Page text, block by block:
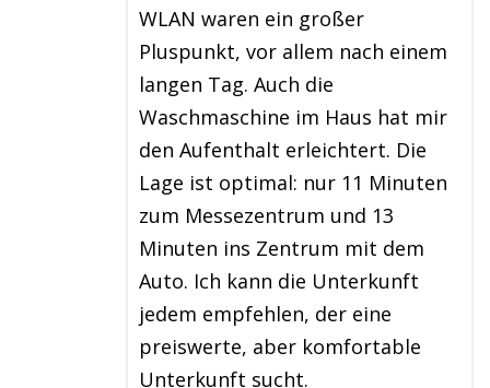
WLAN waren ein großer
Pluspunkt, vor allem nach einem
langen Tag. Auch die
Waschmaschine im Haus hat mir
den Aufenthalt erleichtert. Die
Lage ist optimal: nur 11 Minuten
zum Messezentrum und 13
Minuten ins Zentrum mit dem
Auto. Ich kann die Unterkunft
jedem empfehlen, der eine
preiswerte, aber komfortable
Unterkunft sucht.